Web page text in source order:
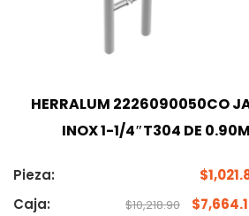
HERRALUM 2226090050CO
INOX 1-1/4″T304 DE
Pieza: $
Caja:
$10,218.90 $